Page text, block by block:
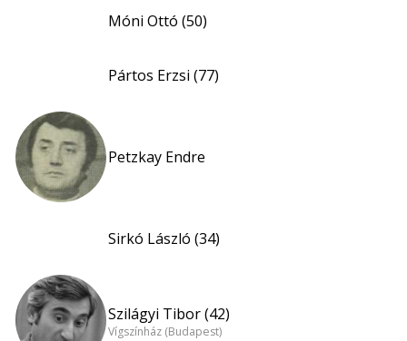
Móni Ottó (50)
Pártos Erzsi (77)
Petzkay Endre
Sirkó László (34)
Szilágyi Tibor (42)
Vígszínház (Budapest)